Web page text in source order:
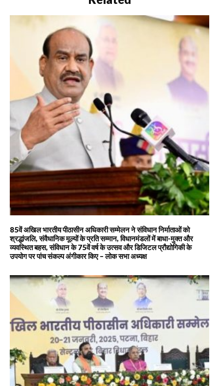
85वें अखिल भारतीय पीठासीन अधिकारी सम्मेलन ने संविधान निर्माताओं को
श्रद्धांजलि, संवैधानिक मूल्यों के प्रति सम्मान, विधानमंडलों में बाधा-मुक्त और
व्यवस्थित बहस, संविधान के 75वें वर्ष के उत्सव और डिजिटल प्रौद्योगिकी के
उपयोग पर पांच संकल्प अंगीकार किए – लोक सभा अध्यक्ष